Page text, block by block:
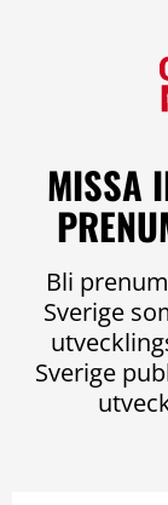
MISSA
Bli
Sverige
Sverige